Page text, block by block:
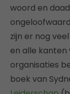
woord en
zijn er nog
en alle
organisaties
boek van